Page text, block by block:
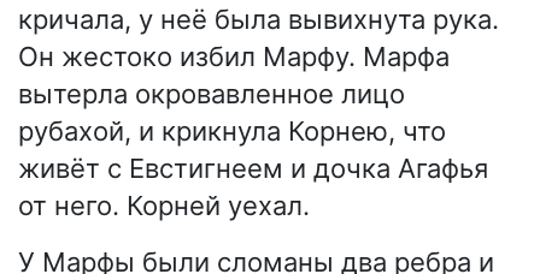
кричала, у неё была вывихнута рука.
Он жестоко избил Марфу. Марфа
вытерла окровавленное лицо
рубахой, и крикнула Корнею, что
живёт с Евстигнеем и дочка Агафья
от него. Корней уехал.
У Марфы были сломаны два ребра и